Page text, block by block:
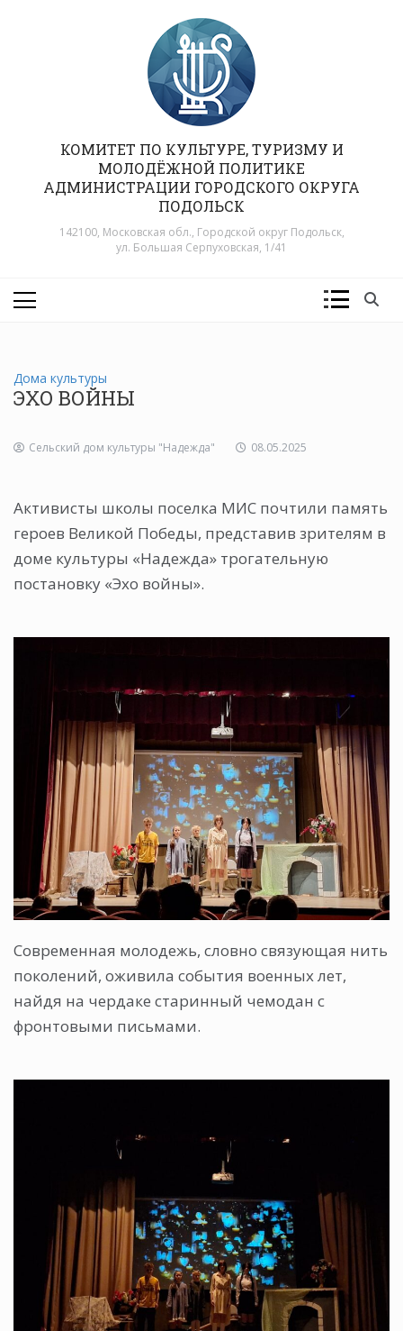
КОМИТЕТ ПО КУЛЬТУРЕ, ТУРИЗМУ И
МОЛОДЁЖНОЙ ПОЛИТИКЕ
АДМИНИСТРАЦИИ ГОРОДСКОГО ОКРУГА
ПОДОЛЬСК
142100, Московская обл., Городской округ Подольск,
ул. Большая Серпуховская, 1/41
Дома культуры
ЭХО ВОЙНЫ
Сельский дом культуры "Надежда" 08.05.2025
Активисты школы поселка МИС почтили память
героев Великой Победы, представив зрителям в
доме культуры «Надежда» трогательную
постановку «Эхо войны».
Современная молодежь, словно связующая нить
поколений, оживила события военных лет,
найдя на чердаке старинный чемодан с
фронтовыми письмами.